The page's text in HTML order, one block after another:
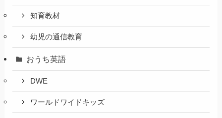
知育教材
幼児の通信教育
おうち英語
DWE
ワールドワイドキッズ